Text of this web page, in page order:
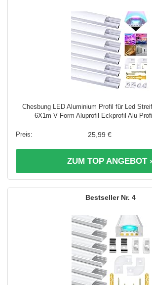
Chesbung LED Aluminium Profil für Led
6X1m V Form Aluprofil Eckprofil Alu
25,99 €
ZUM TOP ANGEBOT
4